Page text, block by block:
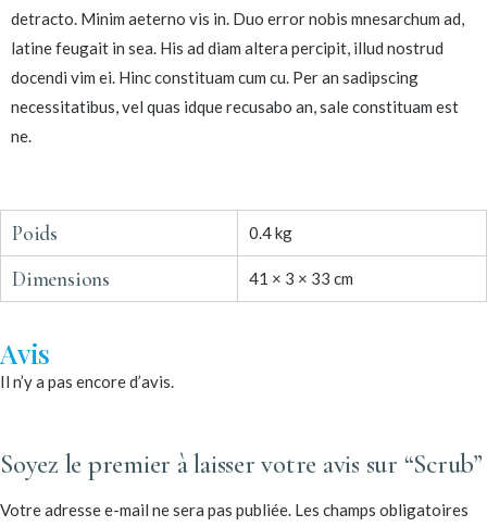
detracto. Minim aeterno vis in. Duo error nobis mnesarchum ad,
latine feugait in sea. His ad diam altera percipit, illud nostrud
docendi vim ei. Hinc constituam cum cu. Per an sadipscing
necessitatibus, vel quas idque recusabo an, sale constituam est
ne.
Poids 0.4 kg
Dimensions 41 × 3 × 33 cm
Avis
Il n’y a pas encore d’avis.
Soyez le premier à laisser votre avis sur “Scrub”
Votre adresse e-mail ne sera pas publiée. Les champs obligatoires